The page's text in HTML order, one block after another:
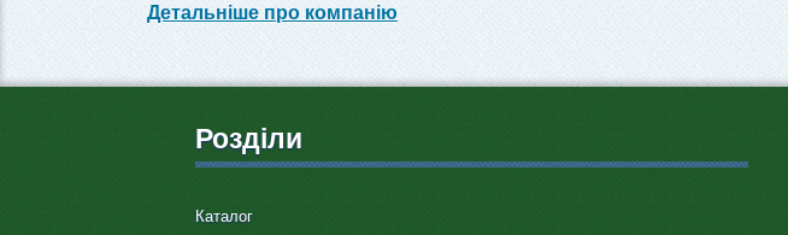
Детальніше про компанію
Розділи
Каталог